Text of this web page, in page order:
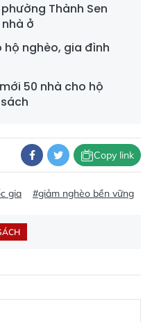
Thành Sen
ở
hộ nghèo, gia đình
50 nhà cho hộ
Copy link
gia #giảm nghèo bền vững